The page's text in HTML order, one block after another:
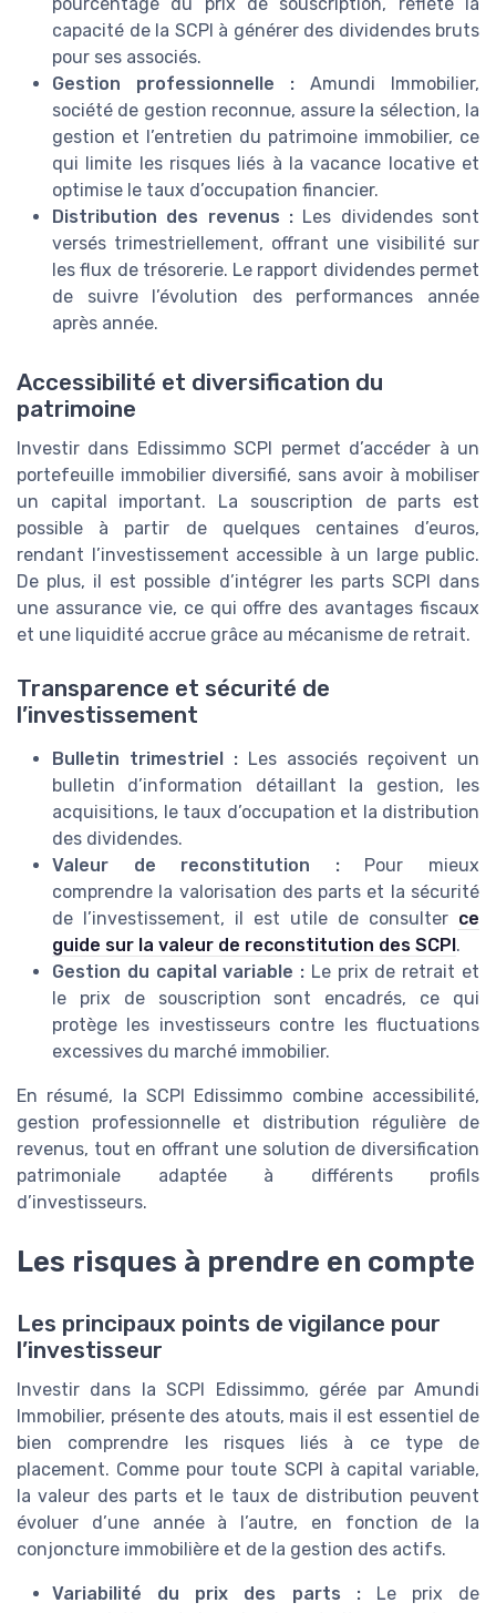
capacité de la SCPI à générer des dividendes bruts
pour ses associés.
Gestion professionnelle : Amundi Immobilier,
société de gestion reconnue, assure la sélection, la
gestion et l’entretien du patrimoine immobilier, ce
qui limite les risques liés à la vacance locative et
optimise le taux d’occupation financier.
Distribution des revenus : Les dividendes sont
versés trimestriellement, offrant une visibilité sur
les flux de trésorerie. Le rapport dividendes permet
de suivre l’évolution des performances année
après année.
Accessibilité et diversification du
patrimoine
Investir dans Edissimmo SCPI permet d’accéder à un
portefeuille immobilier diversifié, sans avoir à mobiliser
un capital important. La souscription de parts est
possible à partir de quelques centaines d’euros,
rendant l’investissement accessible à un large public.
De plus, il est possible d’intégrer les parts SCPI dans
une assurance vie, ce qui offre des avantages fiscaux
et une liquidité accrue grâce au mécanisme de retrait.
Transparence et sécurité de
l’investissement
Bulletin trimestriel : Les associés reçoivent un
bulletin d’information détaillant la gestion, les
acquisitions, le taux d’occupation et la distribution
des dividendes.
Valeur de reconstitution :Pour mieux
comprendre la valorisation des parts et la sécurité
de l’investissement, il est utile de consulter ce
guide sur la valeur de reconstitution des SCPI.
Gestion du capital variable : Le prix de retrait et
le prix de souscription sont encadrés, ce qui
protège les investisseurs contre les fluctuations
excessives du marché immobilier.
En résumé, la SCPI Edissimmo combine accessibilité,
gestion professionnelle et distribution régulière de
revenus, tout en offrant une solution de diversification
patrimoniale adaptée à différents profils
d’investisseurs.
Les risques à prendre en compte
Les principaux points de vigilance pour
l’investisseur
Investir dans la SCPI Edissimmo, gérée par Amundi
Immobilier, présente des atouts, mais il est essentiel de
bien comprendre les risques liés à ce type de
placement. Comme pour toute SCPI à capital variable,
la valeur des parts et le taux de distribution peuvent
évoluer d’une année à l’autre, en fonction de la
conjoncture immobilière et de la gestion des actifs.
Variabilité du prix des parts :Le prix de